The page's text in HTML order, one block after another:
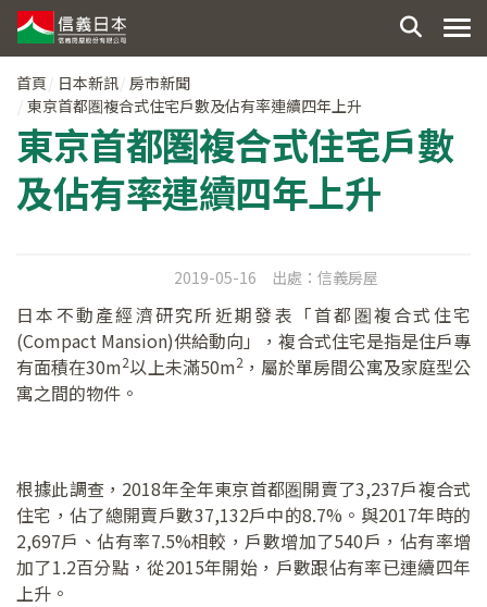
首頁 日本新訊 房市新聞
東京首都圏複合式住宅戶數及佔有率連續四年上升
東京首都圏複合式住宅戶數
及佔有率連續四年上升
2019-05-16 出處： 信義房屋
日本不動產經濟研究所近期發表「首都圏複合式住宅
(Compact Mansion)供給動向」，複合式住宅是指是住戶專
有面積在30m2以上未滿50m2，屬於單房間公寓及家庭型公
寓之間的物件。
根據此調查，2018年全年東京首都圏開賣了3,237戶複合式
住宅，佔了總開賣戶數37,132戶中的8.7%。與2017年時的
2,697戶、佔有率7.5%相較，戶數增加了540戶，佔有率增
加了1.2百分點，從2015年開始，戶數跟佔有率已連續四年
上升。